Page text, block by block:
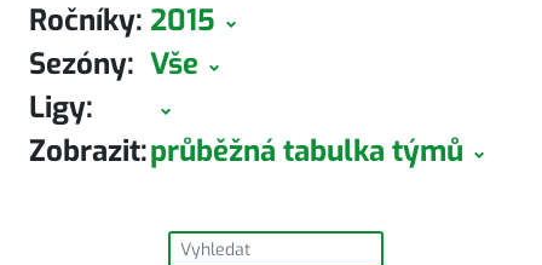
2015
Ročníky:
Vše
Sezóny:
Ligy:
průběžná tabulka týmů
Zobrazit: